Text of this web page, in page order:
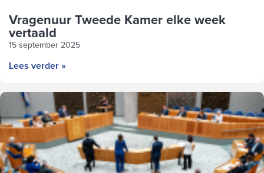
Vragenuur Tweede Kamer elke week
vertaald
15 september 2025
Lees verder »